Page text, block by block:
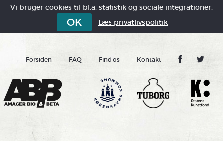
Vi bruger cookies til bl.a. statistik og sociale integrationer.
OK Læs privatlivspolitik
Forsiden FAQ Find os Kontakt